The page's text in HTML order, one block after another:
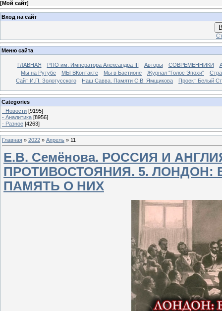
[Мой сайт]
Вход на сайт
Меню сайта
ГЛАВНАЯ РПО им. Императора Александра III Авторы СОВРЕМЕННИКИ
Мы на Рутубе
МЫ ВКонтакте Мы в Бастионе Журнал "Голос Эпохи"
Сайт И.П. Золотусского
Наш Савва. Памяти С.В. Ямщикова Проект Белый
Categories
- Новости [9195]
- Аналитика [8956]
- Разное [4263]
Главная » 2022 » Апрель » 11
Е.В. Семёнова. РОССИЯ И
ПРОТИВОСТОЯНИЯ. 5.
ПАМЯТЬ О НИХ